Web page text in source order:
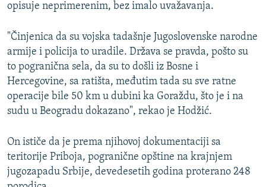
opisuje neprimerenim, bez imalo uvažavanja.
"Činjenica da su vojska tadašnje Jugoslovenske narodne
armije i policija to uradile. Država se pravda, pošto su
to pogranična sela, da su to došli iz Bosne i
Hercegovine, sa ratišta, međutim tada su sve ratne
operacije bile 50 km u dubini ka Goraždu, što je i na
sudu u Beogradu dokazano", rekao je Hodžić.
On ističe da je prema njihovoj dokumentaciji sa
teritorije Priboja, pogranične opštine na krajnjem
jugozapadu Srbije, devedesetih godina proterano 248